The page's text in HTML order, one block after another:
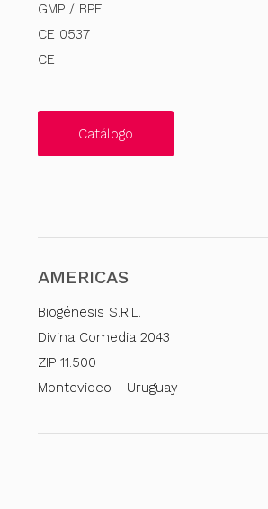
GMP / BPF
CE 0537
CE
Catálogo
AMERICAS
Biogénesis S.R.L.
Divina Comedia 2043
ZIP 11.500
Montevideo - Uruguay